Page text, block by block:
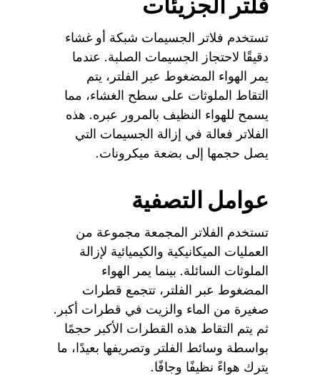
فلتر الجزيئات
تستخدم فلاتر الجسيمات شبكة أو غشاء
دقيقًا لاحتجاز الجسيمات الصلبة. عندما
يمر الهواء المضغوط عبر الفلتر، يتم
التقاط الملوثات على سطح الغشاء، مما
يسمح للهواء النظيف بالمرور عبره. هذه
الفلاتر فعالة في إزالة الجسيمات التي
يصل حجمها إلى بضعة ميكرونات.
عوامل التصفية
تستخدم الفلاتر المجمعة مجموعة من
العمليات الميكانيكية والكيميائية لإزالة
الملوثات السائلة. بينما يمر الهواء
المضغوط عبر الفلتر، تتجمع قطرات
صغيرة من الماء والزيت في قطرات أكبر.
ثم يتم التقاط هذه القطرات الأكبر حجمًا
بواسطة وسائط الفلتر وتصريفها بعيدًا، ما
يترك هواءً نظيفًا وجافًا.